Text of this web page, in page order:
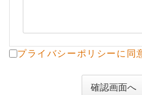
プライバシーポリシーに同
確認画面へ